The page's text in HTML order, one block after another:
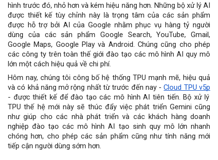
hình trước đó, nhỏ hơn và kém hiệu năng hơn. Những bộ xử lý AI
được thiết kế tùy chỉnh này là trọng tâm của các sản phẩm
được hỗ trợ bởi AI của Google nhằm phục vụ hàng tỷ người
dùng của các sản phẩm Google Search, YouTube, Gmail,
Google Maps, Google Play và Android. Chúng cũng cho phép
các công ty trên toàn thế giới đào tạo các mô hình AI quy mô
lớn một cách hiệu quả về chi phí.
Hôm nay, chúng tôi công bố hệ thống TPU mạnh mẽ, hiệu quả
và có khả năng mở rộng nhất từ trước đến nay -Cloud TPU v5p
- được thiết kế để đào tạo các mô hình AI tiên tiến. Bộ xử lý
TPU thế hệ mới này sẽ thúc đẩy việc phát triển Gemini cũng
như giúp cho các nhà phát triển và các khách hàng doanh
nghiệp đào tạo các mô hình AI tạo sinh quy mô lớn nhanh
chóng hơn, cho phép các sản phẩm cũng như tính năng mới
tiếp cận người dùng sớm hơn.